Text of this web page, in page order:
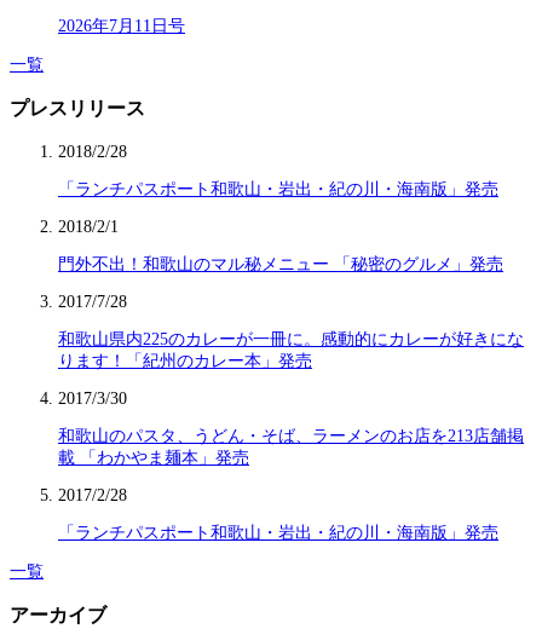
2026年7月11日号
一覧
プレスリリース
2018/2/28
「ランチパスポート和歌山・岩出・紀の川・海南版」発売
2018/2/1
門外不出！和歌山のマル秘メニュー 「秘密のグルメ」発売
2017/7/28
和歌山県内225のカレーが一冊に。感動的にカレーが好きにな
ります！「紀州のカレー本」発売
2017/3/30
和歌山のパスタ、うどん・そば、ラーメンのお店を213店舗掲
載 「わかやま麺本」発売
2017/2/28
「ランチパスポート和歌山・岩出・紀の川・海南版」発売
一覧
アーカイブ